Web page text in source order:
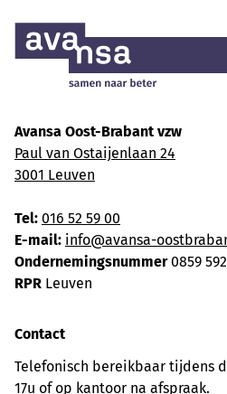
Avansa Oost-Brabant vzw
Paul van Ostaijenlaan 24
3001 Leuven
Tel: 016 52 59 00
E-mail: info@avansa-
Ondernemingsnummer0859
RPR Leuven
Contact
Telefonisch bereikbaar tijdens
17u of op kantoor na afspraak.